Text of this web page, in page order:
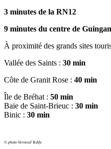
3 minutes de la RN12
9 minutes du centre de
À proximité des grands sites
Vallée des Saints : 30 min
Côte de Granit Rose : 40 min
Île de Bréhat : 50 min
Baie de Saint-Brieuc : 30 min
Binic : 30 min
© photo Verneuil Teddy